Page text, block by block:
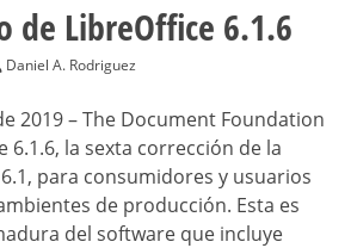
de LibreOffice 6.1.6
Daniel A. Rodriguez
2019 – The Document Foundation
6.1.6, la sexta corrección de la
para consumidores y usuarios
de producción. Esta es
del software que incluye